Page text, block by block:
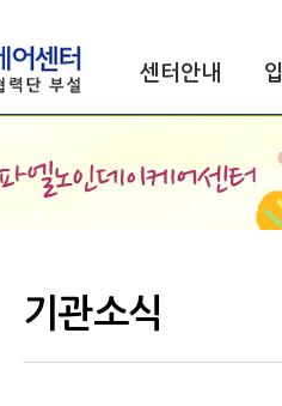
센터안내
기관소식